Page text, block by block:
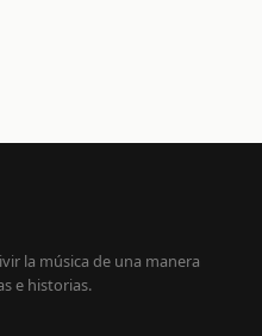
la música de una manera
e historias.